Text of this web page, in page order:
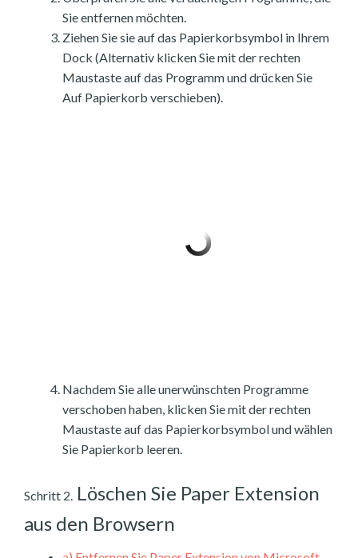
Sie entfernen möchten.
Ziehen Sie sie auf das Papierkorbsymbol in Ihrem
Dock (Alternativ klicken Sie mit der rechten
Maustaste auf das Programm und drücken Sie
Auf Papierkorb verschieben).
Nachdem Sie alle unerwünschten Programme
verschoben haben, klicken Sie mit der rechten
Maustaste auf das Papierkorbsymbol und wählen
Sie Papierkorb leeren.
Schritt 2. Löschen Sie Paper Extension
aus den Browsern